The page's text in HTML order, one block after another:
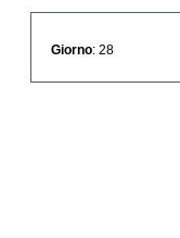
Giorno : 28